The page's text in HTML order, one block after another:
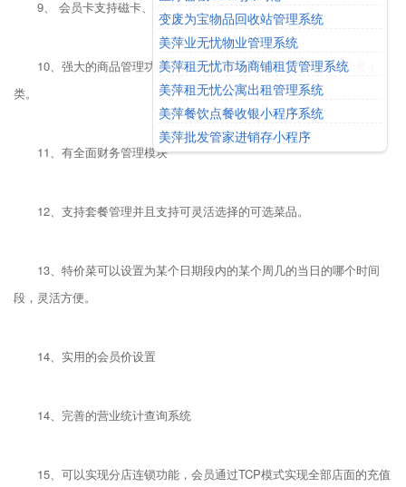
9、 会员卡支持磁卡、IC卡、ID卡
10、强大的商品管理功能，商品分为单菜品、商品、原料和套餐4
类。
11、有全面财务管理模块
12、支持套餐管理并且支持可灵活选择的可选菜品。
13、特价菜可以设置为某个日期段内的某个周几的当日的哪个时间
段，灵活方便。
14、实用的会员价设置
14、完善的营业统计查询系统
15、可以实现分店连锁功能，会员通过TCP模式实现全部店面的充值
变废为宝物品回收站管理系统
美萍业无忧物业管理系统
美萍租无忧市场商铺租赁管理系统
美萍租无忧公寓出租管理系统
美萍餐饮点餐收银小程序系统
美萍批发管家进销存小程序